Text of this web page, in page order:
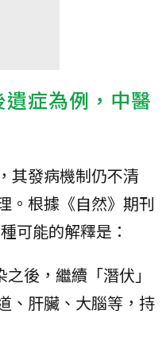
症為例，中醫
其發病機制仍不清
。根據《自然》期刊
可能的解釋是：
之後，繼續「潛伏」
、肝臟、大腦等，持